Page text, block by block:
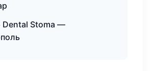
Stoma —